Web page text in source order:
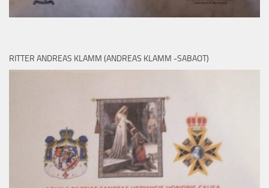
RITTER ANDREAS KLAMM (ANDREAS KLAMM -SABAOT)